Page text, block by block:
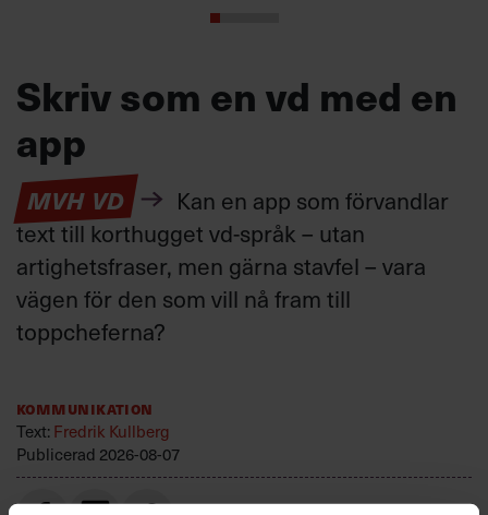
Skriv som en vd med en
app
MVH VD
Kan en app som förvandlar
text till korthugget vd-språk – utan
artighetsfraser, men gärna stavfel – vara
vägen för den som vill nå fram till
toppcheferna?
Kommunikation
Text:Fredrik Kullberg
Publicerad 2026-08-07